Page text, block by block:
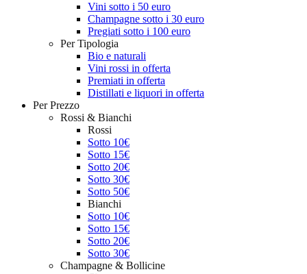
Vini sotto i 50 euro
Champagne sotto i 30 euro
Pregiati sotto i 100 euro
Per Tipologia
Bio e naturali
Vini rossi in offerta
Premiati in offerta
Distillati e liquori in offerta
Per Prezzo
Rossi & Bianchi
Rossi
Sotto 10€
Sotto 15€
Sotto 20€
Sotto 30€
Sotto 50€
Bianchi
Sotto 10€
Sotto 15€
Sotto 20€
Sotto 30€
Champagne & Bollicine